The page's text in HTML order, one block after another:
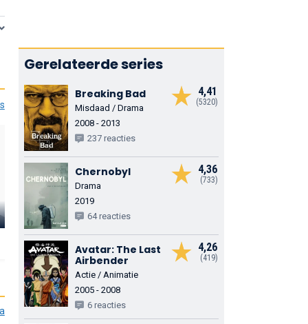
Samuel L.
Jackson
Self
Gerelateerde series
4,41
(5320)
Breaking Bad
Misdaad / Drama
2008 - 2013
237 reacties
4,36
(733)
Chernobyl
Drama
2019
64 reacties
4,26
(419)
Avatar: The Last
Airbender
Actie / Animatie
2005 - 2008
6 reacties